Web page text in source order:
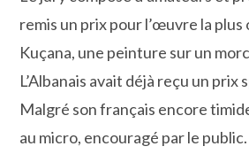
remis un prix pour l’œuvre la
Kuçana, une peinture sur un
L’Albanais avait déjà reçu un prix
Malgré son français encore
au micro, encouragé par le public.